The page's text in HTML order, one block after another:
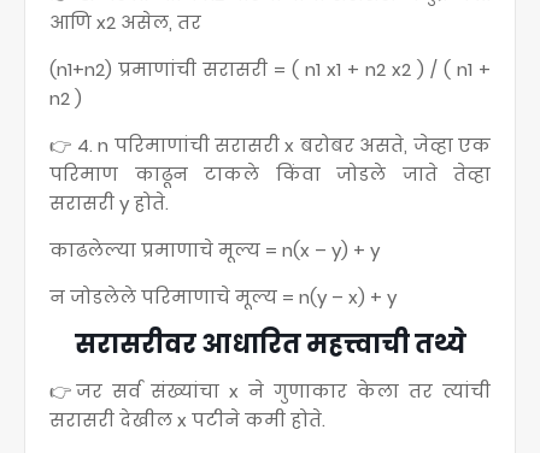
आणि x2 असेल, तर
(n1+n2) प्रमाणांची सरासरी = ( n1 x1 + n2 x2 ) / ( n1 +
n2 )
👉 4. n परिमाणांची सरासरी x बरोबर असते, जेव्हा एक
परिमाण काढून टाकले किंवा जोडले जाते तेव्हा
सरासरी y होते.
काढलेल्या प्रमाणाचे मूल्य = n(x – y) + y
न जोडलेले परिमाणाचे मूल्य = n(y – x) + y
सरासरीवर आधारित महत्त्वाची तथ्ये
👉जर सर्व संख्यांचा x ने गुणाकार केला तर त्यांची
सरासरी देखील x पटीने कमी होते.